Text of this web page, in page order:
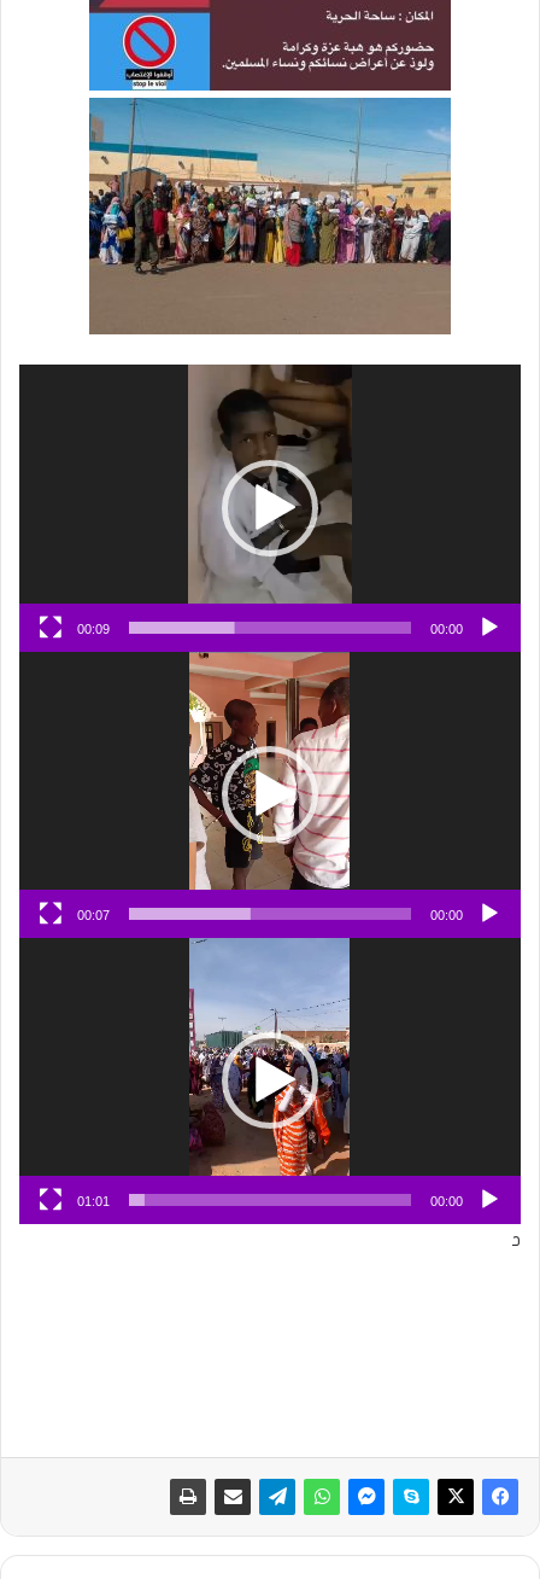
00:00
00:09
00:00
00:07
00:00
01:01
د